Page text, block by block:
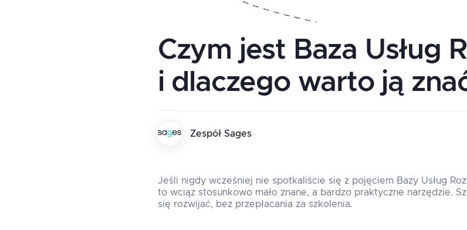
Czym jest Baza Usług
i dlaczego warto ją
Zespół Sages
Jeśli nigdy wcześniej nie spotkaliście się z pojęciem Bazy Usług
to wciąż stosunkowo mało znane, a bardzo praktyczne narzędzie.
się rozwijać, bez przepłacania za szkolenia.